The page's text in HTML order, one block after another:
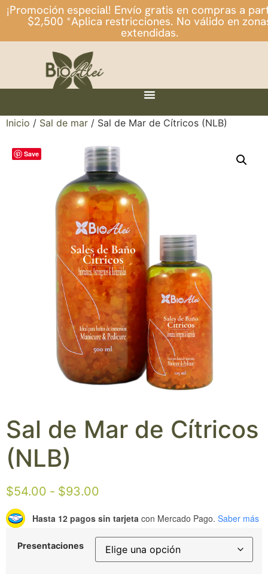
¡Promoción especial! Envío gratis en compras a
$2,500 *Aplica restricciones. No válido en
extendidas.
Inicio / Sal de mar / Sal de Mar de Cítricos (NLB)
Save
Sal de Mar de Cítricos
(NLB)
$54.00 - $93.00
Hasta 12 pagos sin tarjeta con Mercado Pago. Saber más
Presentaciones